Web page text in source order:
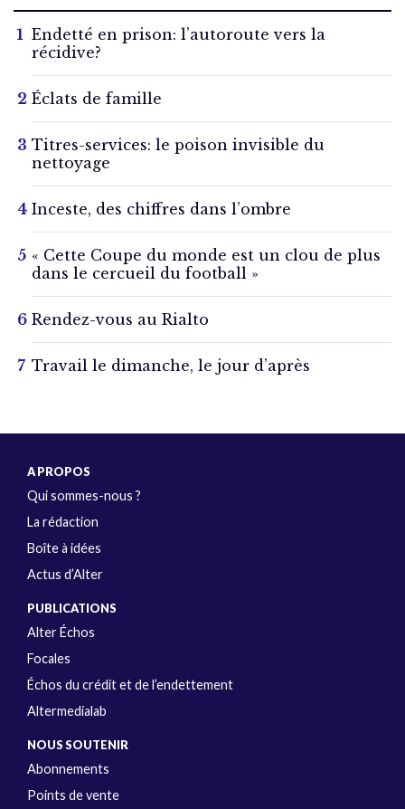
Endetté en prison: l’autoroute vers la
récidive?
Éclats de famille
Titres-services: le poison invisible du
nettoyage
Inceste, des chiffres dans l’ombre
« Cette Coupe du monde est un clou de plus
dans le cercueil du football »
Rendez-vous au Rialto
Travail le dimanche, le jour d’après
A PROPOS
Qui sommes-nous ?
La rédaction
Boîte à idées
Actus d’Alter
PUBLICATIONS
Alter Échos
Focales
Échos du crédit et de l’endettement
Altermedialab
NOUS SOUTENIR
Abonnements
Points de vente